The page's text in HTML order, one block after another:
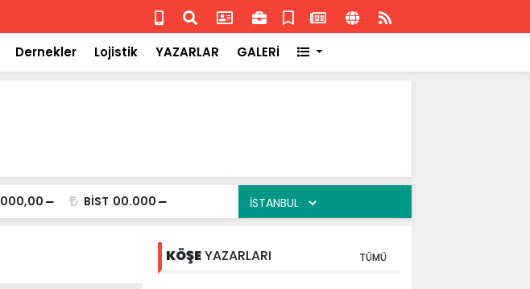
Isuzu'nun Fransa'daki başarısı
Dernekler Lojistik YAZARLAR GALERİ
000,00 BİST 00.000
KÖŞEYAZARLARI TÜMÜ